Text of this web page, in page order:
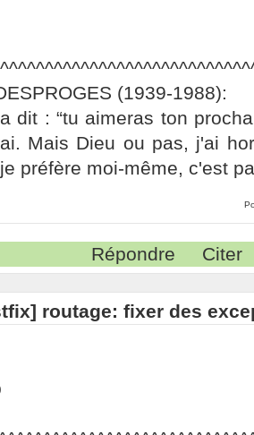
(1939-1988):
dit : “tu aimeras ton
Mais Dieu ou pas, j'ai
préfère moi-même, c'est
Répondre Citer
routage: fixer des